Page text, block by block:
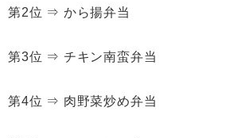
第2位 ⇒ から揚弁当
第3位 ⇒ チキン南蛮弁当
第4位 ⇒ 肉野菜炒め弁当